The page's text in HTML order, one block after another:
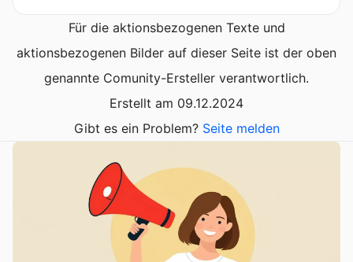
Für die aktionsbezogenen Texte und
aktionsbezogenen Bilder auf dieser Seite ist der oben
genannte Comunity-Ersteller verantwortlich.
Erstellt am 09.12.2024
Gibt es ein Problem? Seite melden